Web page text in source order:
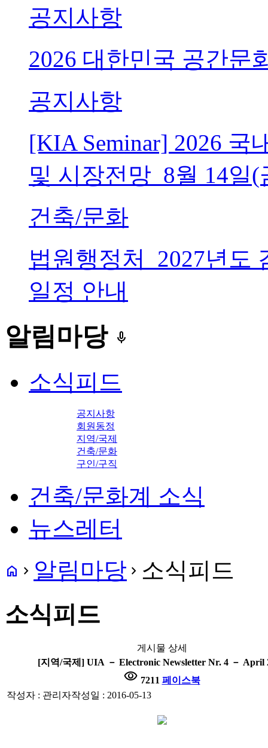
공지사항
2026 대한민국 공간문
공지사항
[KIA Seminar] 2026 국
및 시장전망_8월 14일(
건축/문화
법원행정처_2027년도
일정 안내
알림마당 keyboard_voice
소식피드
공지사항
회원동정
지역/국제
건축/문화
구인/구직
건축/문화계 소식
뉴스레터
home navigate_next 알림마당 navigate_next 소식피드
소식피드
게시물 상세
[지역/국제] UIA － Electronic Newsletter Nr. 4 － April
visibility 7211 페이스북
작성자 : 관리자작성일 : 2016-05-13